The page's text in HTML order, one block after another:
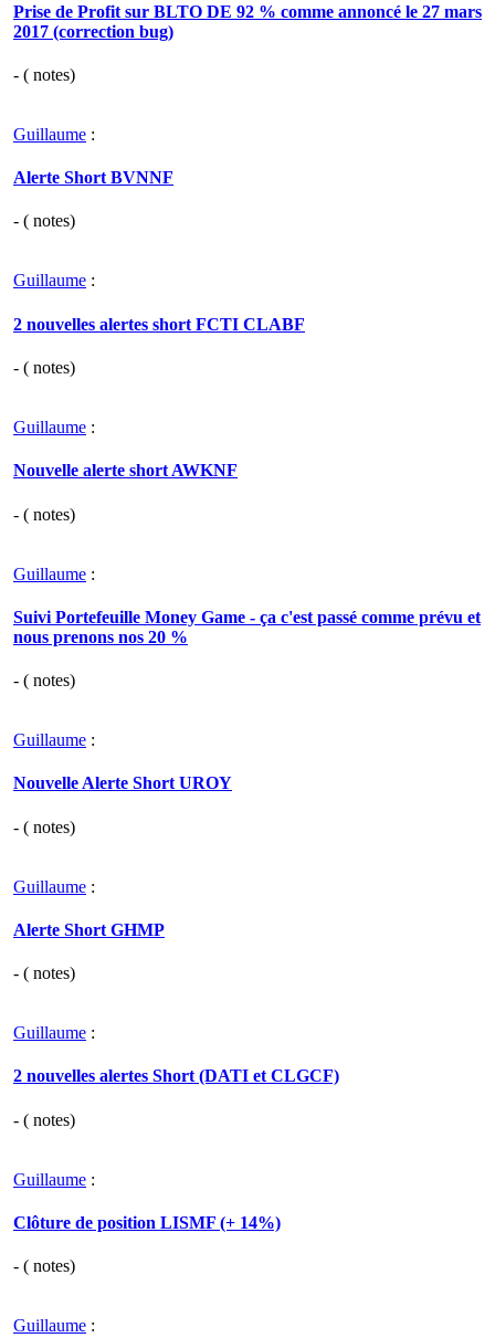
Prise de Profit sur BLTO DE 92 % comme annoncé le 27 mars
2017 (correction bug)
- ( notes)
Guillaume :
Alerte Short BVNNF
- ( notes)
Guillaume :
2 nouvelles alertes short FCTI CLABF
- ( notes)
Guillaume :
Nouvelle alerte short AWKNF
- ( notes)
Guillaume :
Suivi Portefeuille Money Game - ça c'est passé comme prévu et
nous prenons nos 20 %
- ( notes)
Guillaume :
Nouvelle Alerte Short UROY
- ( notes)
Guillaume :
Alerte Short GHMP
- ( notes)
Guillaume :
2 nouvelles alertes Short (DATI et CLGCF)
- ( notes)
Guillaume :
Clôture de position LISMF (+ 14%)
- ( notes)
Guillaume :